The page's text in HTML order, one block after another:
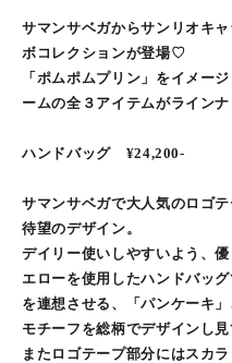
サマンサベガからサンリオキ
ボコレクションが登場♡
「ポムポムプリン」をイメー
ームの全３アイテムがラインナ
ハンドバッグ ¥24,200‐
サマンサベガで大人気のロゴ
待望のデザイン。
デイリー使いしやすいよう、
エローを使用したハンドバッ
を連想させる、「パンケーキ
モチーフを総柄でデザインし
またロゴテープ部分にはスカ